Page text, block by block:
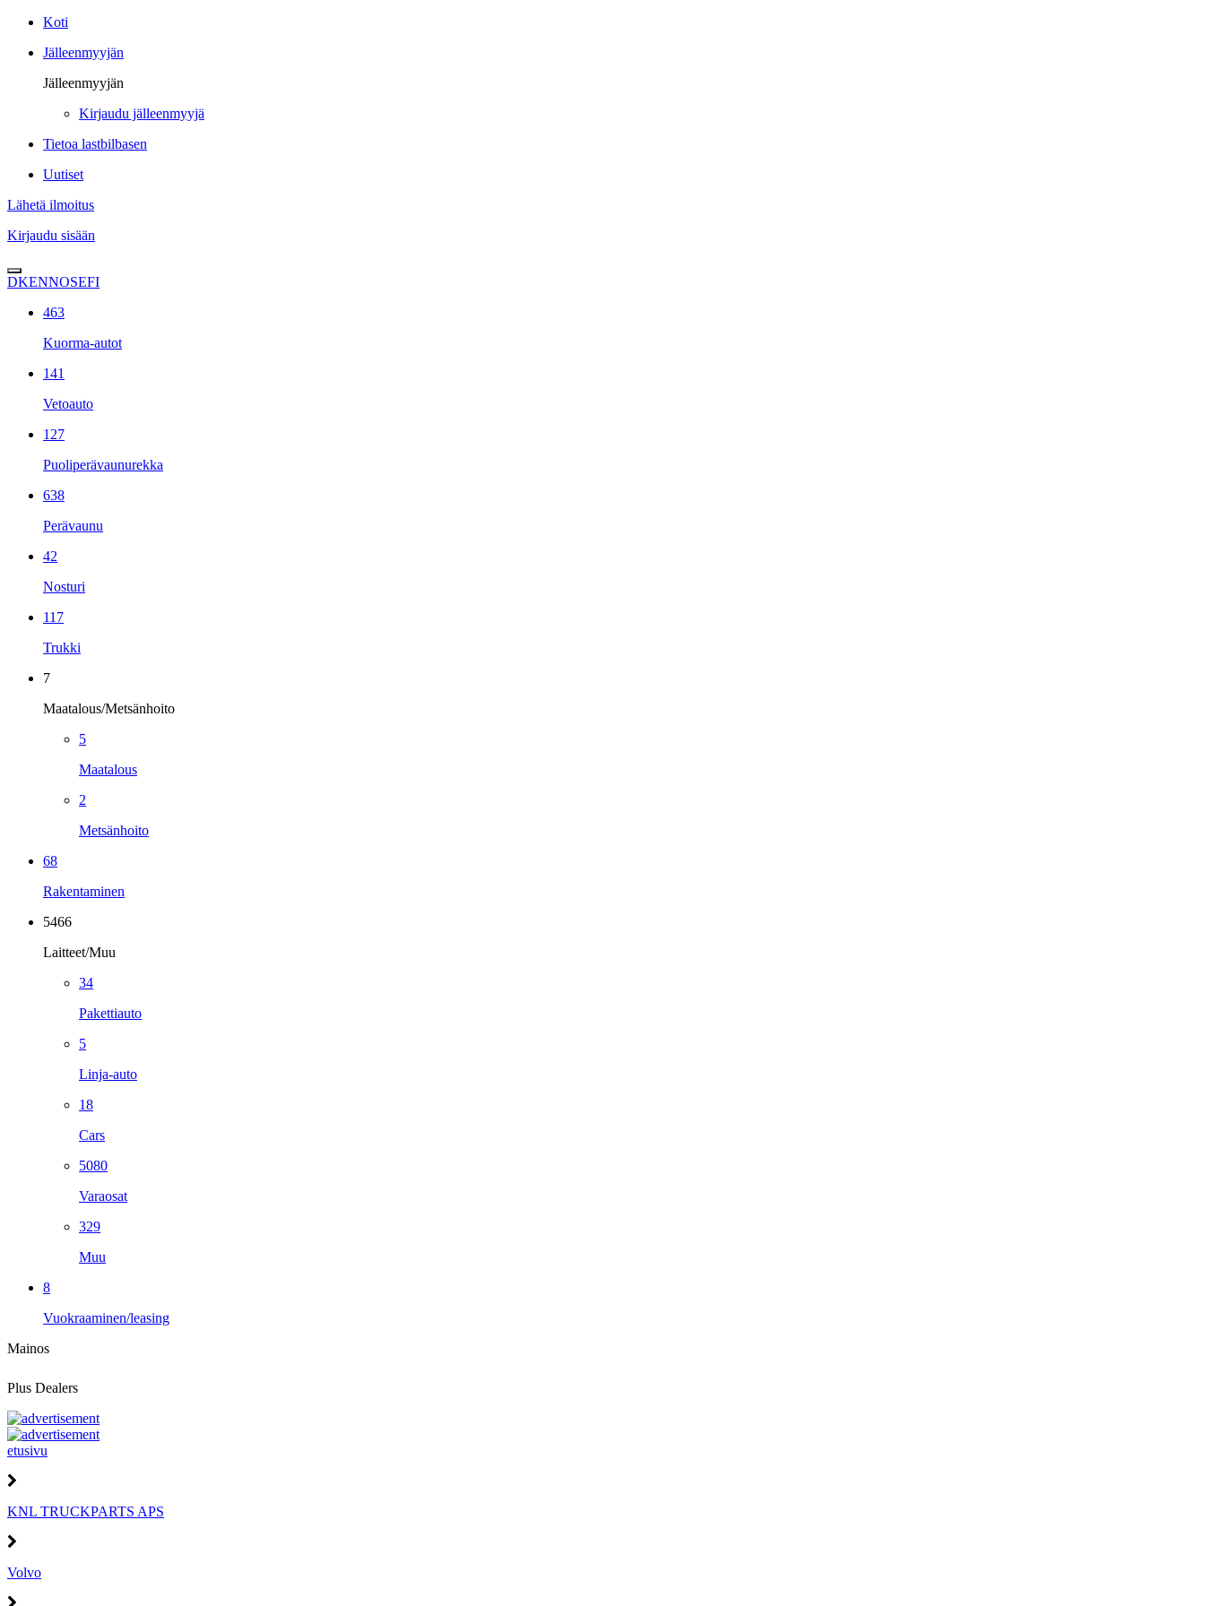
Koti
Jälleenmyyjän
Jälleenmyyjän
Kirjaudu jälleenmyyjä
Tietoa lastbilbasen
Uutiset
Lähetä ilmoitus
Kirjaudu sisään
DKENNOSEFI
463
Kuorma-autot
141
Vetoauto
127
Puoliperävaunurekka
638
Perävaunu
42
Nosturi
117
Trukki
7
Maatalous/Metsänhoito
5
Maatalous
2
Metsänhoito
68
Rakentaminen
5466
Laitteet/Muu
34
Pakettiauto
5
Linja-auto
18
Cars
5080
Varaosat
329
Muu
8
Vuokraaminen/leasing
Mainos
Plus Dealers
etusivu
KNL TRUCKPARTS APS
Volvo